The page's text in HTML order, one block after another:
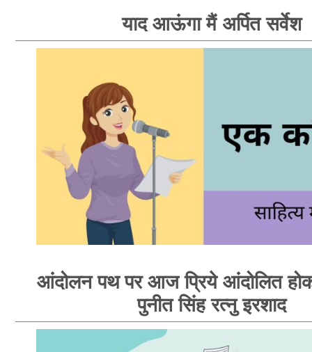
याद आऊंगा मैं अर्पित सर्वेश
आंदोलन पथ पर आज प्रिये आंदोलित
पुनीत सिंह रत्नु इरशाद